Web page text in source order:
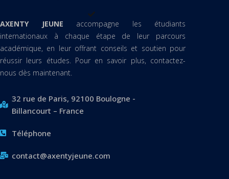
AXENTY JEUNE accompagne les étudiants
internationaux à chaque étape de leur parcours
académique, en leur offrant conseils et soutien pour
réussir leurs études. Pour en savoir plus, contactez-
nous dès maintenant.
32 rue de Paris, 92100 Boulogne -
Billancourt – France
Téléphone
contact@axentyjeune.com